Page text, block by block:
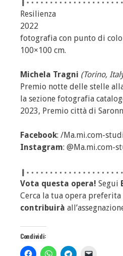
Resilienza
2022
fotografia con punto di
100×100 cm.
Michela Tragni (Torino,
Premio notte delle stelle
la sezione fotografia
2023, Premio città di
Facebook: /Ma.mi.com-
Instagram: @Ma.mi.com-
Vota questa opera! Segui
Cerca la tua opera preferita
contribuirà
Condividi: